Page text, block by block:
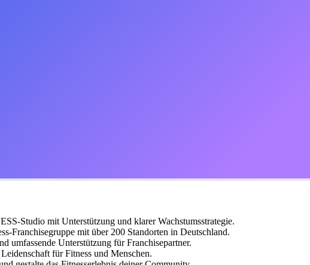
Studio mit Unterstützung und klarer Wachstumsstrategie.
Franchisegruppe mit über 200 Standorten in Deutschland.
umfassende Unterstützung für Franchisepartner.
für Fitness und Menschen.